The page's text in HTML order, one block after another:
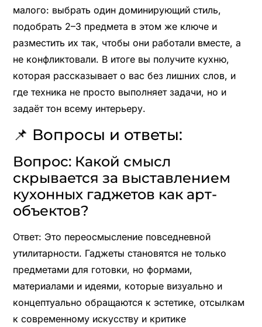
малого: выбрать один доминирующий стиль,
подобрать 2–3 предмета в этом же ключе и
разместить их так, чтобы они работали вместе, а
не конфликтовали. В итоге вы получите кухню,
которая рассказывает о вас без лишних слов, и
где техника не просто выполняет задачи, но и
задаёт тон всему интерьеру.
📌 Вопросы и ответы:
Вопрос: Какой смысл
скрывается за выставлением
кухонных гаджетов как арт-
объектов?
Ответ: Это переосмысление повседневной
утилитарности. Гаджеты становятся не только
предметами для готовки, но формами,
материалами и идеями, которые визуально и
концептуально обращаются к эстетике, отсылкам
к современному искусству и критике